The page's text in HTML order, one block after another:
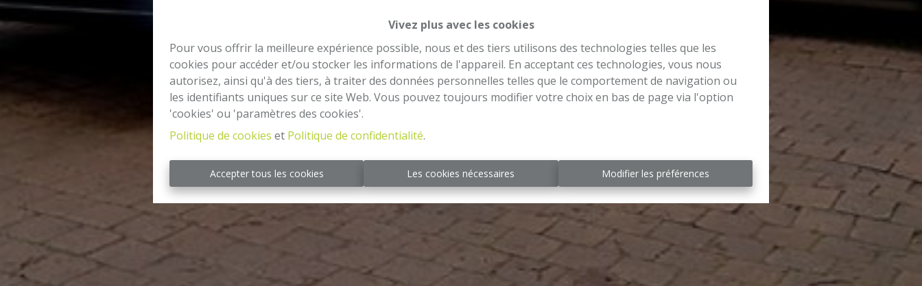
Vivez plus avec les cookies
Pour vous offrir la meilleure expérience possible, nous et des tiers utilisons des technologies telles que les
cookies pour accéder et/ou stocker les informations de l'appareil. En acceptant ces technologies, vous nous
autorisez, ainsi qu'à des tiers, à traiter des données personnelles telles que le comportement de navigation ou
les identifiants uniques sur ce site Web. Vous pouvez toujours modifier votre choix en bas de page via l'option
'cookies' ou 'paramètres des cookies'.
Politique de cookies et Politique de confidentialité.
Accepter tous les cookies Les cookies nécessaires Modifier les préférences